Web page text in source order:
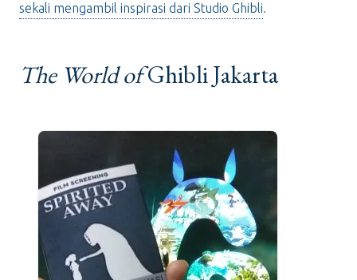
sekali mengambil inspirasi dari Studio Ghibli.
The World ofGhibli Jakarta